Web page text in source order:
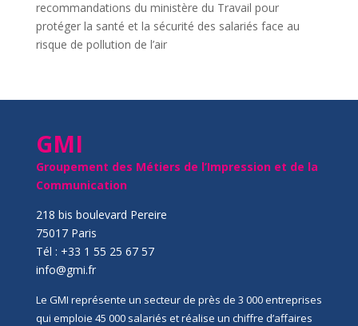
recommandations du ministère du Travail pour
protéger la santé et la sécurité des salariés face au
risque de pollution de l’air
GMI
Groupement des Métiers de l’Impression et de la
Communication
218 bis boulevard Pereire
75017 Paris
Tél : +33 1 55 25 67 57
info@gmi.fr
Le GMI représente un secteur de près de 3 000 entreprises
qui emploie 45 000 salariés et réalise un chiffre d’affaires